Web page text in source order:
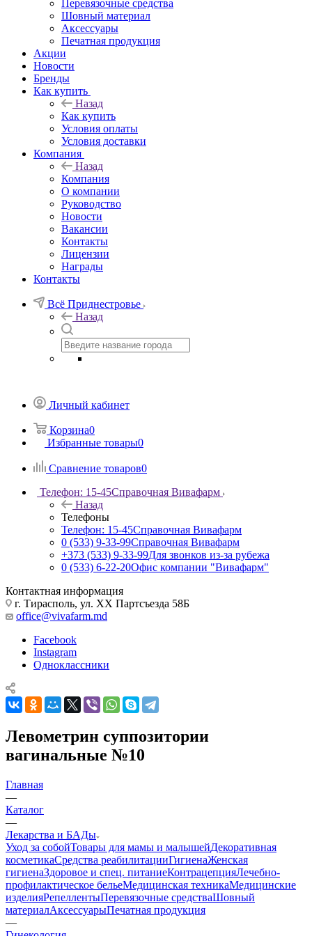
Перевязочные средства
Шовный материал
Аксессуары
Печатная продукция
Акции
Новости
Бренды
Как купить
Назад
Как купить
Условия оплаты
Условия доставки
Компания
Назад
Компания
О компании
Руководство
Новости
Вакансии
Контакты
Лицензии
Награды
Контакты
Всё Приднестровье
Назад
Личный кабинет
Корзина0
Избранные товары0
Сравнение товаров0
Телефон: 15-45Справочная Вивафарм
Назад
Телефоны
Телефон: 15-45Справочная Вивафарм
0 (533) 9-33-99Справочная Вивафарм
+373 (533) 9-33-99Для звонков из-за рубежа
0 (533) 6-22-20Офис компании "Вивафарм"
Контактная информация
г. Тирасполь, ул. ХХ Партсъезда 58Б
office@vivafarm.md
Facebook
Instagram
Одноклассники
Левометрин суппозитории
вагинальные №10
Главная
—
Каталог
—
Лекарства и БАДы
Уход за собойТовары для мамы и малышейДекоративная
косметикаСредства реабилитацииГигиенаЖенская
гигиенаЗдоровое и спец. питаниеКонтрацепцияЛечебно-
профилактическое бельеМедицинская техникаМедицинские
изделияРепеллентыПеревязочные средстваШовный
материалАксессуарыПечатная продукция
—